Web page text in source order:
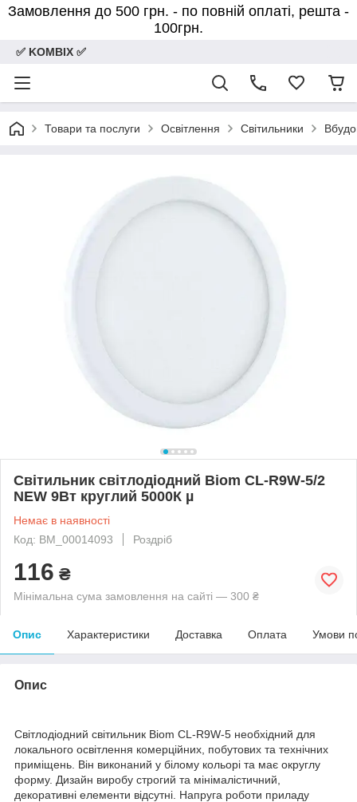
Замовлення до 500 грн. - по повній оплаті, решта -
100грн.
✅ KOMBIX ✅
Товари та послуги Освітлення Світильники
Світильник світлодіодний Biom СL-R9W-5/2
NEW 9Вт круглий 5000К µ
Немає в наявності
Код: BM_00014093
Роздріб
116 ₴
Мінімальна сума замовлення на сайті — 300 ₴
Опис Характеристики Доставка Оплата Умови
Опис
Світлодіодний світильник Biom СL-R9W-5 необхідний для
локального освітлення комерційних, побутових та технічних
приміщень. Він виконаний у білому кольорі та має округлу
форму. Дизайн виробу строгий та мінімалістичний,
декоративні елементи відсутні. Напруга роботи приладу